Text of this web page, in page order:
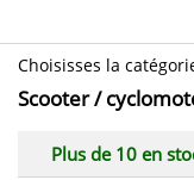
Choisisses la
Scooter /
Plus de 10 en